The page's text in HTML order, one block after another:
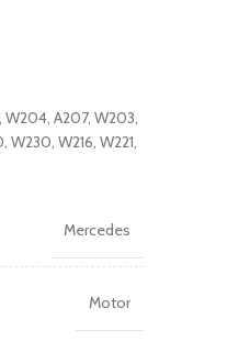
W204, A207, W203,
W216, W221,
Mercedes
Motor